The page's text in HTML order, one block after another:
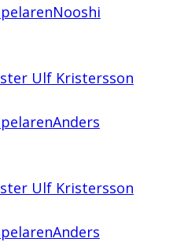
Nooshi
Ulf Kristersson
Anders
Ulf Kristersson
Anders